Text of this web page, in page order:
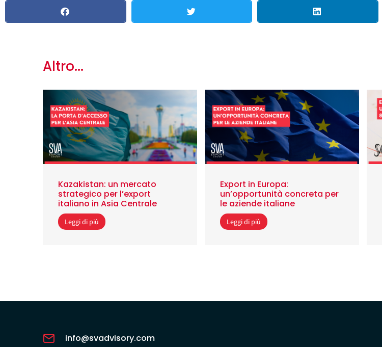
Altro...
Kazakistan: un mercato
strategico per l’export
italiano in Asia Centrale
Leggi di più
Export in Europa:
un’opportunità concreta per
le aziende italiane
Leggi di più
info@svadvisory.com